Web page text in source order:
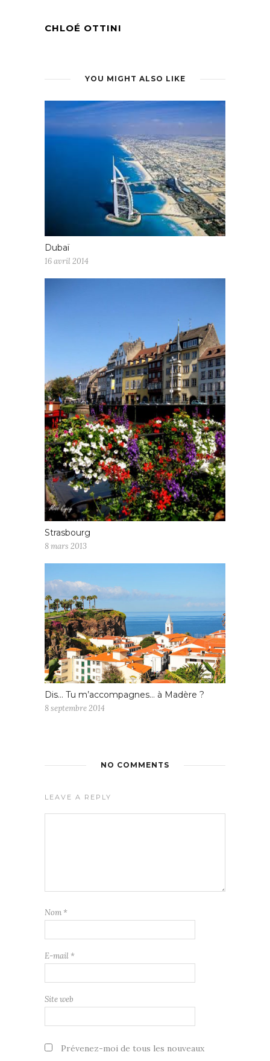
CHLOÉ OTTINI
YOU MIGHT ALSO LIKE
Dubaï
16 avril 2014
Strasbourg
8 mars 2013
Dis… Tu m’accompagnes… à Madère ?
8 septembre 2014
NO COMMENTS
LEAVE A REPLY
Nom *
E-mail *
Site web
Prévenez-moi de tous les nouveaux